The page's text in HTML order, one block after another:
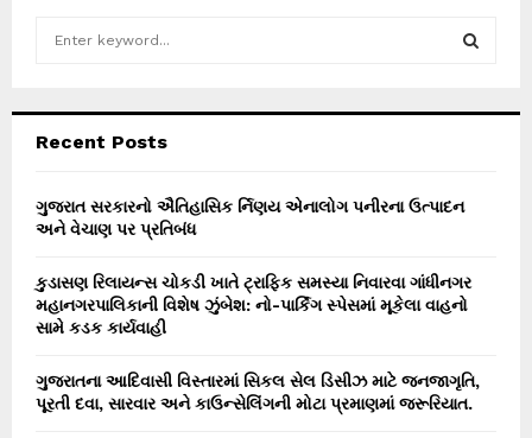
h
o
r
C
Recent Posts
ગુજરાત સરકારનો ઐતિહાસિક ર્નિણય એનાલોગ પનીરના ઉત્પાદન
અને વેચાણ પર પ્રતિબંધ
કુડાસણ રિલાયન્સ ચોકડી ખાતે ટ્રાફિક સમસ્યા નિવારવા ગાંધીનગર
મહાનગરપાલિકાની વિશેષ ઝુંબેશ: નો-પાર્કિંગ સ્પેસમાં મૂકેલા વાહનો
સામે કડક કાર્યવાહી
ગુજરાતના આદિવાસી વિસ્તારમાં સિકલ સેલ ડિસીઝ માટે જનજાગૃતિ,
પૂરતી દવા, સારવાર અને કાઉન્સેલિંગની મોટા પ્રમાણમાં જરૂરિયાત.